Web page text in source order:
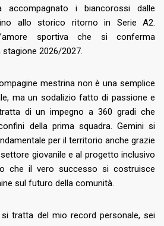
accompagnato i biancorossi dalle
allo storico ritorno in Serie A2.
sportiva che si conferma
2026/2027.
mestrina non è una semplice
ma un sodalizio fatto di passione e
di un impegno a 360 gradi che
della prima squadra. Gemini si
per il territorio anche grazie
giovanile e al progetto inclusivo
che il vero successo si costruisce
sul futuro della comunità.
tratta del mio record personale, sei